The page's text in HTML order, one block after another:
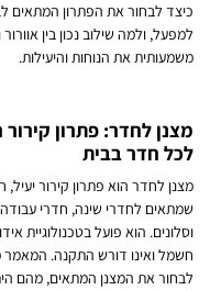
כיצד לבחור את הפתרון המתאים
למפעל, ולמה שילוב נכון בין
משמעותית את הנוחות והיעילות.
מצנן לחדר: פתרון קירור
לכל חדר בבית
מצנן לחדר הוא פתרון קירור יעיל,
שמתאים לחדרי שינה, חדרי
וסלונים. הוא פועל בטכנולוגיית
חשמל ואינו דורש התקנה. המאמר
לבחור את המצנן המתאים, מהם